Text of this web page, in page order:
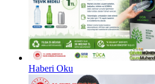
Haberi Oku